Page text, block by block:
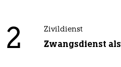
2 Zivildienst
Zwangsdienst